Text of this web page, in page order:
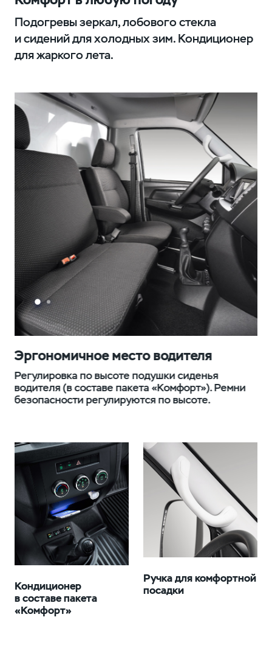
Подогревы зеркал, лобового стекла
и сидений для холодных зим. Кондиционер
для жаркого лета.
Эргономичное место водителя
Регулировка по высоте подушки сиденья
водителя (в составе пакета «Комфорт»). Ремни
безопасности регулируются по высоте.
Кондиционер
в составе пакета
«Комфорт»
Ручка для комфортной
посадки